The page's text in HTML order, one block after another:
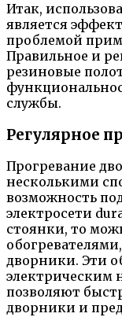
Итак,
является
проблемой
Правильное и
резиновые
службы.
Регулярное
Прогревание
несколькими
возможность
электросети
стоянки, то
дворники. Эти
электрическим
позволяют
дворники и